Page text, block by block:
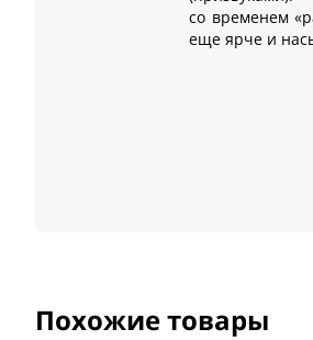
со временем
еще ярче и
Похожие товары